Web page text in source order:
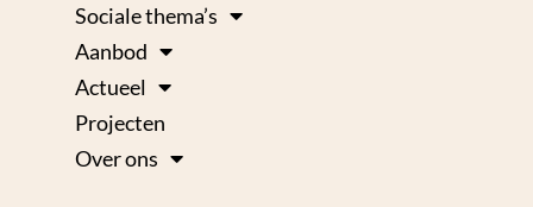
Sociale thema’s
Aanbod
Actueel
Projecten
Over ons